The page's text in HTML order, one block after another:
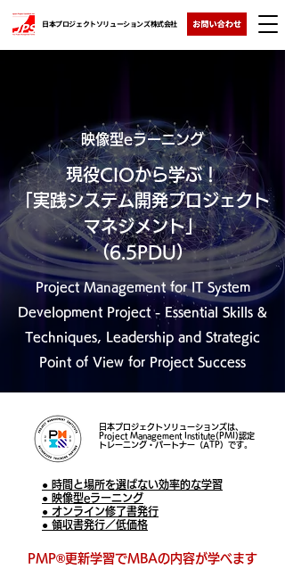
日本プロジェクトソリューションズ株式会社
映像型eラーニング
現役CIOから学ぶ！
「実践システム開発プロジェクト
マネジメント」
（6.5PDU）
Project Management for IT System
Development Project - Essential Skills &
Techniques, Leadership and Strategic
Point of View for Project Success
日本プロジェクトソリューションズは、
Project Management Institute(PMI)認定
トレーニング・パートナー（ATP）です。
● 時間と場所を選ばない効率的な学習
● 映像型eラーニング
● オンライン修了書発行
● 領収書発行／低価格
PMP®更新学習でMBAの内容が学べます